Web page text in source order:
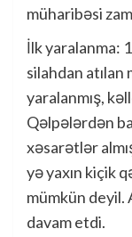
müharibəsi
İlk yaralanma:
silahdan
yaralanmış,
Qəlpələrdən
xəsarətlər
yə yaxın kiçik
mümkün deyil.
davam etdi.